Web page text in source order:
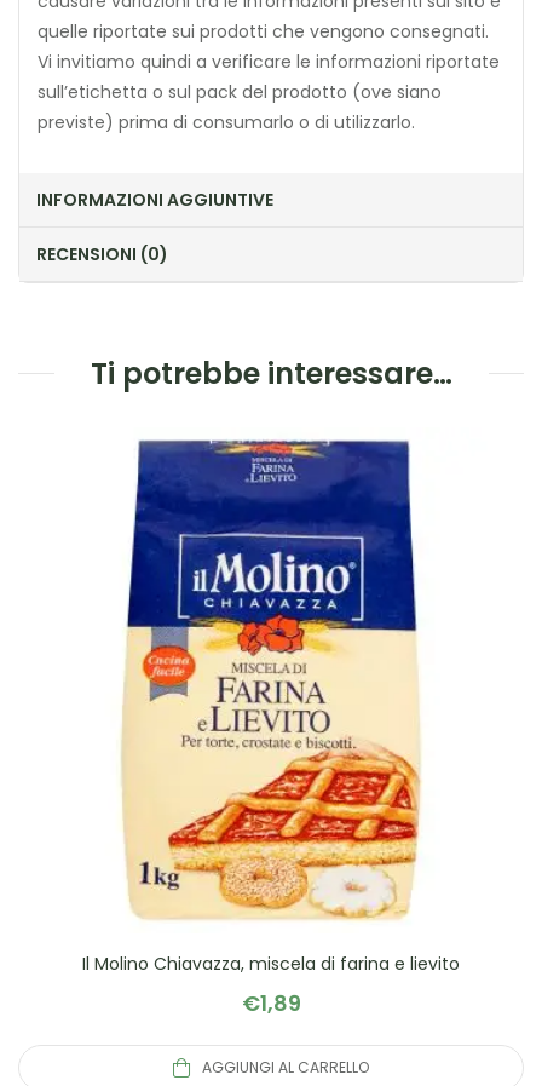
quelle riportate sui prodotti che vengono consegnati.
Vi invitiamo quindi a verificare le informazioni riportate
sull’etichetta o sul pack del prodotto (ove siano
previste) prima di consumarlo o di utilizzarlo.
INFORMAZIONI AGGIUNTIVE
RECENSIONI (0)
Ti potrebbe interessare…
Il Molino Chiavazza, miscela di farina e lievito
€1,89
AGGIUNGI AL CARRELLO